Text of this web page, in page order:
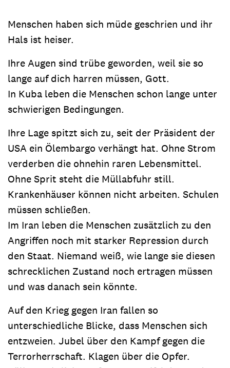
Menschen haben sich müde geschrien und ihr
Hals ist heiser.
Ihre Augen sind trübe geworden, weil sie so
lange auf dich harren müssen, Gott.
In Kuba leben die Menschen schon lange unter
schwierigen Bedingungen.
Ihre Lage spitzt sich zu, seit der Präsident der
USA ein Ölembargo verhängt hat. Ohne Strom
verderben die ohnehin raren Lebensmittel.
Ohne Sprit steht die Müllabfuhr still.
Krankenhäuser können nicht arbeiten. Schulen
müssen schließen.
Im Iran leben die Menschen zusätzlich zu den
Angriffen noch mit starker Repression durch
den Staat. Niemand weiß, wie lange sie diesen
schrecklichen Zustand noch ertragen müssen
und was danach sein könnte.
Auf den Krieg gegen Iran fallen so
unterschiedliche Blicke, dass Menschen sich
entzweien. Jubel über den Kampf gegen die
Terrorherrschaft. Klagen über die Opfer.